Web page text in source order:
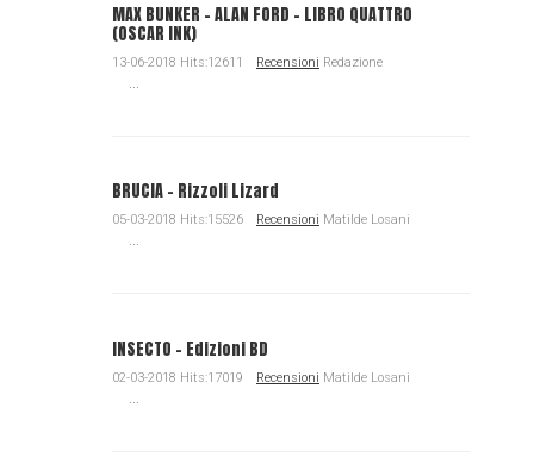
MAX BUNKER – ALAN FORD – LIBRO QUATTRO
(OSCAR INK)
13-06-2018 Hits:12611 Recensioni Redazione
BRUCIA - Rizzoli Lizard
05-03-2018 Hits:15526 Recensioni Matilde Losani
...
INSECTO - Edizioni BD
02-03-2018 Hits:17019 Recensioni Matilde Losani
...